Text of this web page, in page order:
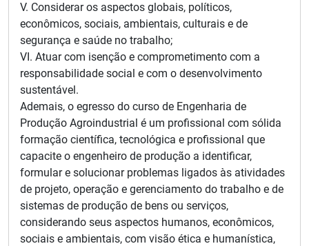
V. Considerar os aspectos globais, políticos,
econômicos, sociais, ambientais, culturais e de
segurança e saúde no trabalho;
VI. Atuar com isenção e comprometimento com a
responsabilidade social e com o desenvolvimento
sustentável.
Ademais, o egresso do curso de Engenharia de
Produção Agroindustrial é um profissional com sólida
formação científica, tecnológica e profissional que
capacite o engenheiro de produção a identificar,
formular e solucionar problemas ligados às atividades
de projeto, operação e gerenciamento do trabalho e de
sistemas de produção de bens ou serviços,
considerando seus aspectos humanos, econômicos,
sociais e ambientais, com visão ética e humanística,